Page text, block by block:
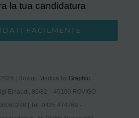
la tua candidatura
FACILMENTE
| Rovigo Medica by Graphic
Einaudi, 80/82 – 45100 ROVIGO -
| Tel. 0425 474769 -